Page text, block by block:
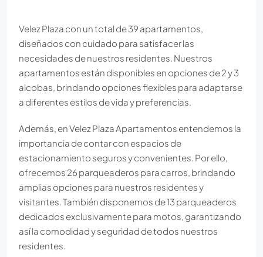
Velez Plaza con un total de 39 apartamentos,
diseñados con cuidado para satisfacer las
necesidades de nuestros residentes. Nuestros
apartamentos están disponibles en opciones de 2 y 3
alcobas, brindando opciones flexibles para adaptarse
a diferentes estilos de vida y preferencias.
Además, en Velez Plaza Apartamentos entendemos la
importancia de contar con espacios de
estacionamiento seguros y convenientes. Por ello,
ofrecemos 26 parqueaderos para carros, brindando
amplias opciones para nuestros residentes y
visitantes. También disponemos de 13 parqueaderos
dedicados exclusivamente para motos, garantizando
así la comodidad y seguridad de todos nuestros
residentes.